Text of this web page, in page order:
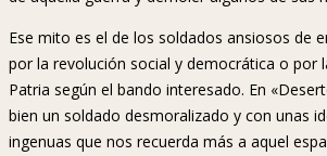
Ese mito es el de los soldados ansiosos de
por la revolución social y democrática o por
Patria según el bando interesado. En
bien un soldado desmoralizado y con unas
ingenuas que nos recuerda más a aquel